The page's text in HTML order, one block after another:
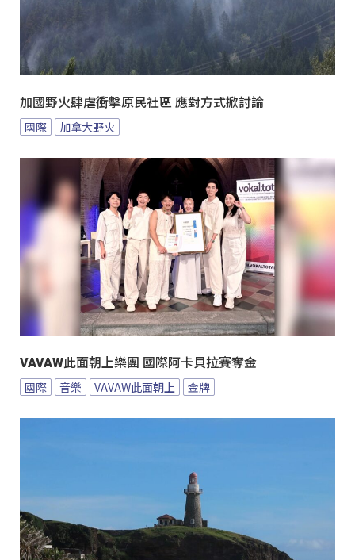
加國野火肆虐衝擊原民社區 應對方式掀討論
國際 加拿大野火
VAVAW此面朝上樂團 國際阿卡貝拉賽奪金
國際 音樂 VAVAW此面朝上 金牌